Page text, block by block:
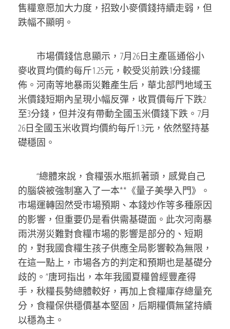
售糧意愿加大力度，招致小麥價錢持續走弱，但
跌幅不顯明。
市場價錢信息顯示，7月26日主產區通俗小
麥收買均價約每斤1.25元，較受災前跌1分錢擺
佈。河南等地暴雨災難產生后，華北部門地域玉
米價錢短期內呈現小幅反彈，收買價每斤下跌2
至3分錢，但并沒有帶動全國玉米價錢下跌。7月
26日全國玉米收買均價約每斤1.3元，依然堅持基
礎穩固。
“總體來說，食糧張水瓶抓著頭，感覺自己
的腦袋被強制塞入了一本**《量子美學入門》。
市場運轉固然受市場預期、本錢炒作等多種原因
的影響，但重要仍是看供需基礎面。此次河南暴
雨洪澇災難對食糧市場的影響是部分的、短期
的，對我國食糧生孩子供應全局影響較為無限，
在這一點上，市場各方的判定和預期也是基礎分
歧的。”唐珂指出，本年我國夏糧曾經豐產得
手，秋糧長勢總體較好，再加上食糧庫存總量充
分，食糧保供穩價基本堅固，后期糧價無望持續
以穩為主。